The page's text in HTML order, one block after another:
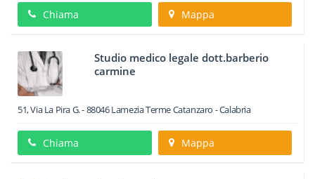
Chiama Mappa
Studio medico legale dott.barberio
carmine
51, Via La Pira G.-88046Lamezia TermeCatanzaro -Calabria
Chiama Mappa